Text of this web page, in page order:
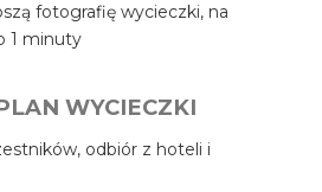
fotografię wycieczki, na
1 minuty
WYCIECZKI
odbiór z hoteli i